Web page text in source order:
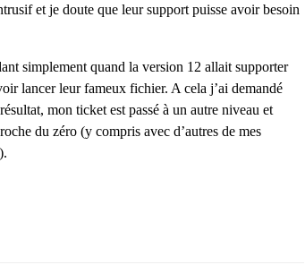
et je doute que leur support puisse avoir besoin
simplement quand la version 12 allait supporter
lancer leur fameux fichier. A cela j’ai demandé
mon ticket est passé à un autre niveau et
du zéro (y compris avec d’autres de mes